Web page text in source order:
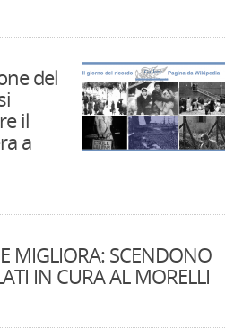
del
il
a
MIGLIORA: SCENDONO
IN CURA AL MORELLI